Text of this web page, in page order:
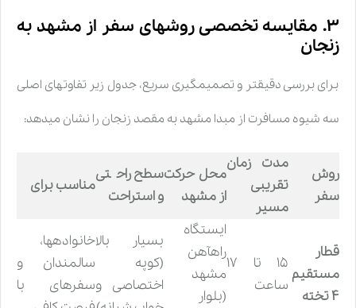
۳. مقایسه تخصصی روشهای سفر از مشهد به
زنجان
برای بررسی دقیقتر و تصمیمگیری سریع، جدول زیر تفاوتهای اصلی
سه شیوه مسافرت از مبدا مشهد به مقصد زنجان را نشان میدهد:
روش
سفر
مدت زمان
تقریبی
مسیر
محل حرکت
از مشهد
سطح راحتی
و استراحت
مناسب برای
قطار
مستقیم
۴ تخته
۱۵ تا ۱۷
ساعت
ایستگاه
راهآهن
مشهد
(بلوار
بسیار بالا
(کوپه
اختصاصی و
خانوادهها،
سالمندان و
سفرهای با